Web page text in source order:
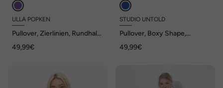
ULLA POPKEN
Pullover, Zierlinien, Rundhals,
49,99€
STUDIO UNTOLD
Pullover, Boxy Shape,
49,99€